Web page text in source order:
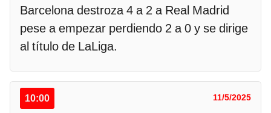
Barcelona destroza 4 a 2 a Real Madrid
pese a empezar perdiendo 2 a 0 y se dirige
al título de LaLiga.
10:00 11/5/2025